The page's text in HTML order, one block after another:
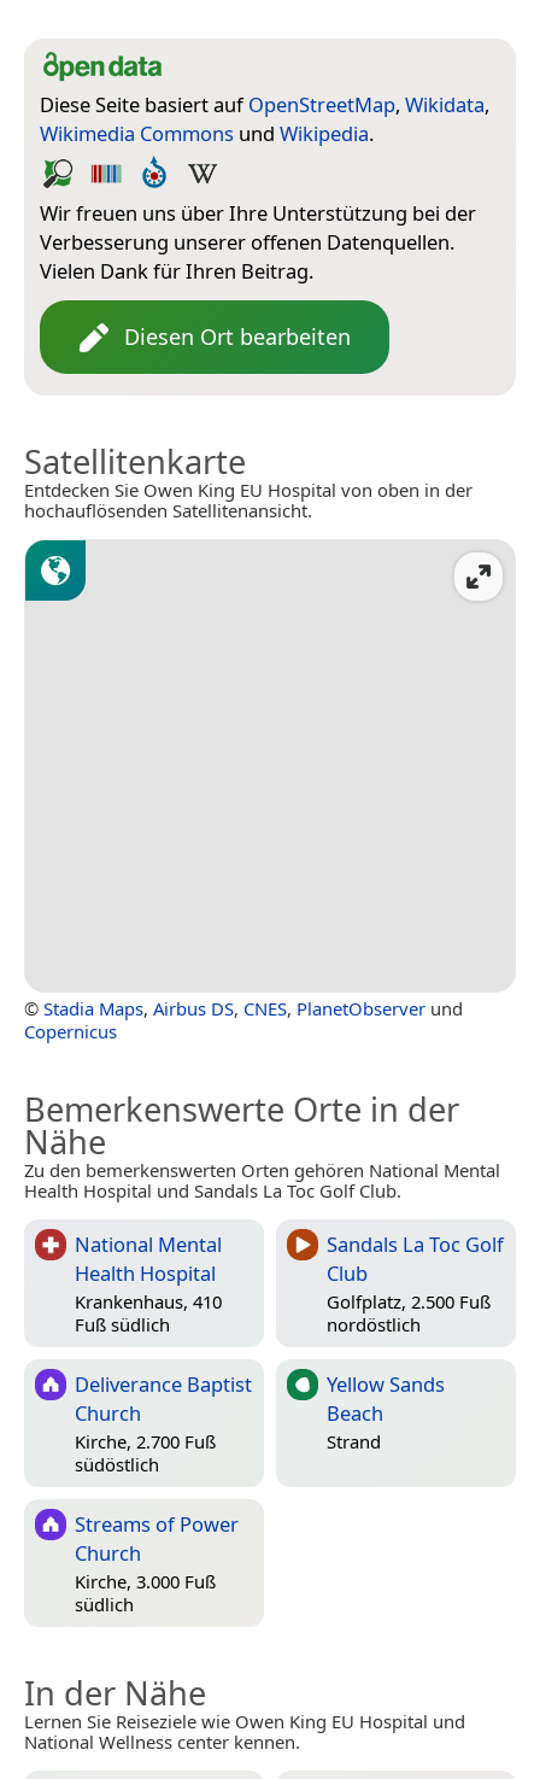
Diese Seite basiert aufOpenStreetMap, Wikidata,
Wikimedia Commons und Wikipedia.
Wir freuen uns über Ihre Unterstützung bei der
Verbesserung unserer offenen Datenquellen.
Vielen Dank für Ihren Beitrag.
Diesen Ort bearbeiten
Satellitenkarte
Entdecken Sie Owen King EU Hospital von oben in der
hochauflösenden Satellitenansicht.
© Stadia Maps, Airbus DS, CNES, PlanetObserver und
Copernicus
Bemerkenswerte Orte in der
Nähe
Zu den bemerkenswerten Orten gehören National Mental
Health Hospital und Sandals La Toc Golf Club.
National Mental
Health Hospital
Krankenhaus, 410
Fuß südlich
Sandals La Toc Golf
Club
Golfplatz, 2.500 Fuß
nordöstlich
Deliverance Baptist
Church
Kirche, 2.700 Fuß
südöstlich
Yellow Sands
Beach
Strand
Streams of Power
Church
Kirche, 3.000 Fuß
südlich
In der Nähe
Lernen Sie Reiseziele wie Owen King EU Hospital und
National Wellness center kennen.